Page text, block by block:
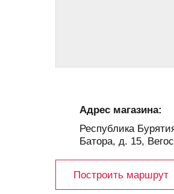
Адрес магазина:
Республика
Батора, д. 15,
Построить маршрут